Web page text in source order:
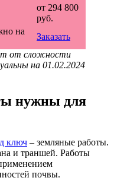
от 294 800
руб.
на
Заказать
от сложности
на 01.02.2024
нужны для
ключ – земляные работы.
и траншей. Работы
почвы.